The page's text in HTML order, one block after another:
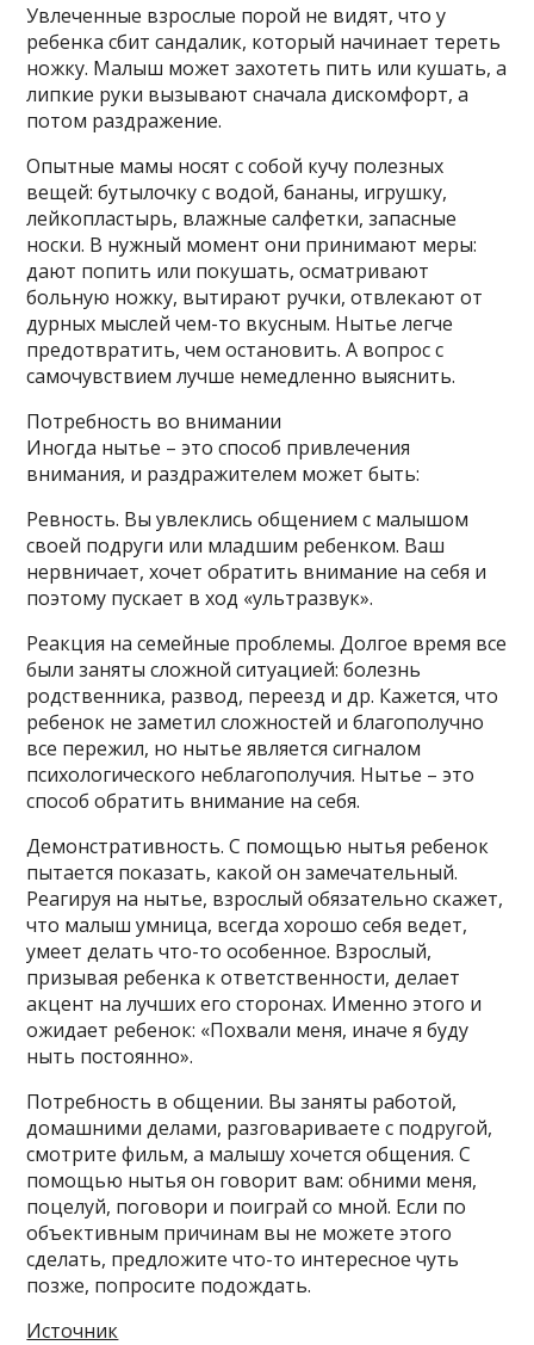
Увлеченные взрослые порой не видят, что у
ребенка сбит сандалик, который начинает тереть
ножку. Малыш может захотеть пить или кушать, а
липкие руки вызывают сначала дискомфорт, а
потом раздражение.
Опытные мамы носят с собой кучу полезных
вещей: бутылочку с водой, бананы, игрушку,
лейкопластырь, влажные салфетки, запасные
носки. В нужный момент они принимают меры:
дают попить или покушать, осматривают
больную ножку, вытирают ручки, отвлекают от
дурных мыслей чем-то вкусным. Нытье легче
предотвратить, чем остановить. А вопрос с
самочувствием лучше немедленно выяснить.
Потребность во внимании
Иногда нытье – это способ привлечения
внимания, и раздражителем может быть:
Ревность. Вы увлеклись общением с малышом
своей подруги или младшим ребенком. Ваш
нервничает, хочет обратить внимание на себя и
поэтому пускает в ход «ультразвук».
Реакция на семейные проблемы. Долгое время все
были заняты сложной ситуацией: болезнь
родственника, развод, переезд и др. Кажется, что
ребенок не заметил сложностей и благополучно
все пережил, но нытье является сигналом
психологического неблагополучия. Нытье – это
способ обратить внимание на себя.
Демонстративность. С помощью нытья ребенок
пытается показать, какой он замечательный.
Реагируя на нытье, взрослый обязательно скажет,
что малыш умница, всегда хорошо себя ведет,
умеет делать что-то особенное. Взрослый,
призывая ребенка к ответственности, делает
акцент на лучших его сторонах. Именно этого и
ожидает ребенок: «Похвали меня, иначе я буду
ныть постоянно».
Потребность в общении. Вы заняты работой,
домашними делами, разговариваете с подругой,
смотрите фильм, а малышу хочется общения. С
помощью нытья он говорит вам: обними меня,
поцелуй, поговори и поиграй со мной. Если по
объективным причинам вы не можете этого
сделать, предложите что-то интересное чуть
позже, попросите подождать.
Источник